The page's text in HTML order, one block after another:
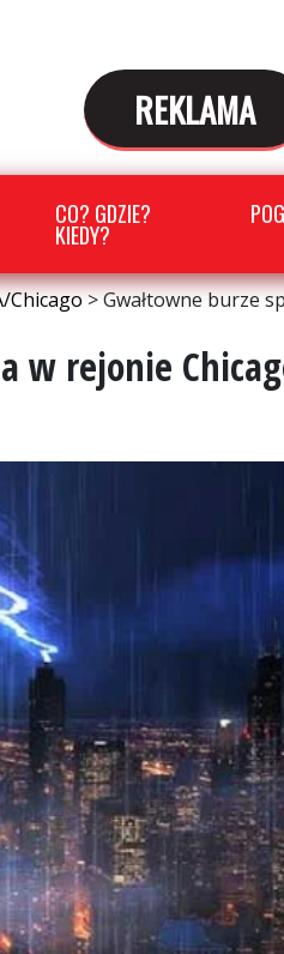
REKLAMA
CO? GDZIE?
KIEDY?
Chicago>Gwałtowne burze
w rejonie